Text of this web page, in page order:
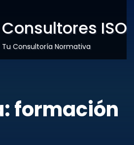
Consultores ISO
Tu Consultoría Normativa
formación